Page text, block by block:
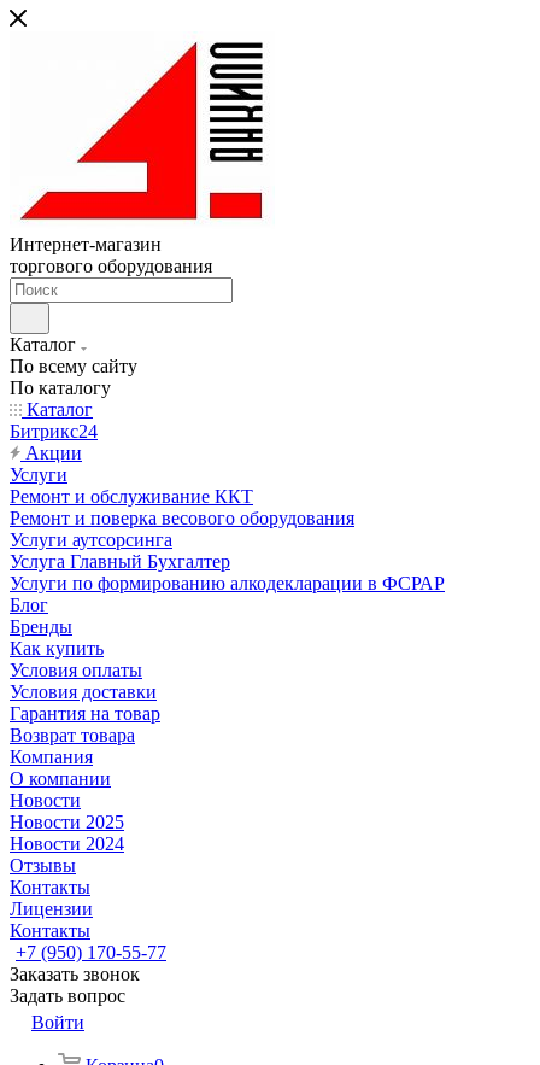
Интернет-магазин
торгового оборудования
Каталог
По всему сайту
По каталогу
Каталог
Битрикс24
Акции
Услуги
Ремонт и обслуживание ККТ
Ремонт и поверка весового оборудования
Услуги аутсорсинга
Услуга Главный Бухгалтер
Услуги по формированию алкодекларации в ФСРАР
Блог
Бренды
Как купить
Условия оплаты
Условия доставки
Гарантия на товар
Возврат товара
Компания
О компании
Новости
Новости 2025
Новости 2024
Отзывы
Контакты
Лицензии
Контакты
+7 (950) 170-55-77
Заказать звонок
Задать вопрос
Войти